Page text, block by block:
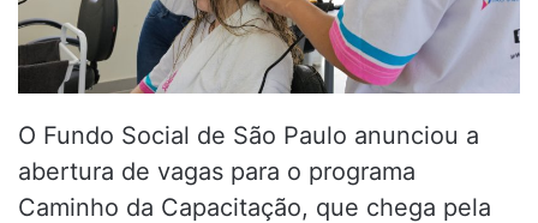
O Fundo Social de São Paulo anunciou a
abertura de vagas para o programa
Caminho da Capacitação, que chega pela